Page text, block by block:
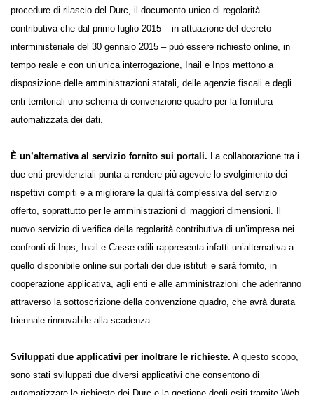
ROMA - Nell’ambito delle iniziative per la semplificazione delle
procedure di rilascio del Durc, il documento unico di regolarità
contributiva che dal primo luglio 2015 – in attuazione del decreto
interministeriale del 30 gennaio 2015 – può essere richiesto online, in
tempo reale e con un’unica interrogazione, Inail e Inps mettono a
disposizione delle amministrazioni statali, delle agenzie fiscali e degli
automatizzata dei dati.
È un’alternativa al servizio fornito sui portali.La collaborazione
tra i due enti previdenziali punta a rendere più agevole lo svolgimento
dei rispettivi compiti e a migliorare la qualità complessiva del servizio
offerto, soprattutto per le amministrazioni di maggiori dimensioni. Il
nuovo servizio di verifica della regolarità contributiva di un’impresa nei
confronti di Inps, Inail e Casse edili rappresenta infatti un’alternativa a
quello disponibile online sui portali dei due istituti e sarà fornito, in
cooperazione applicativa, agli enti e alle amministrazioni che
avrà durata triennale rinnovabile alla scadenza.
Sviluppati due applicativi per inoltrare le richieste.A questo